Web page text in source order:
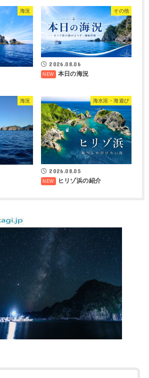
海況 その他
2026.08.06
本日の海況
海況 海水浴・海遊び
2026.08.05
ヒリゾ浜の紹介